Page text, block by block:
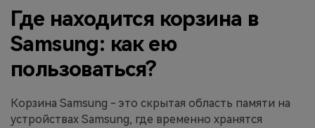
Где находится корзина в
Samsung: как ею
пользоваться?
Корзина Samsung - это скрытая область памяти на
устройствах Samsung, где временно хранятся